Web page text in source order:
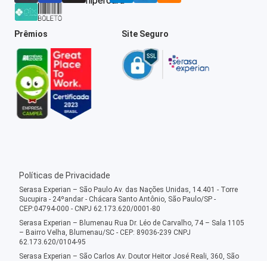
Prêmios Site Seguro
Políticas de Privacidade
Serasa Experian – São Paulo Av. das Nações Unidas, 14.401 - Torre
Sucupira - 24ºandar - Chácara Santo Antônio, São Paulo/SP -
CEP:04794-000 - CNPJ 62.173.620/0001-80
Serasa Experian – Blumenau Rua Dr. Léo de Carvalho, 74 – Sala 1105
– Bairro Velha, Blumenau/SC - CEP: 89036-239 CNPJ
62.173.620/0104-95
Serasa Experian – São Carlos Av. Doutor Heitor José Reali, 360, São